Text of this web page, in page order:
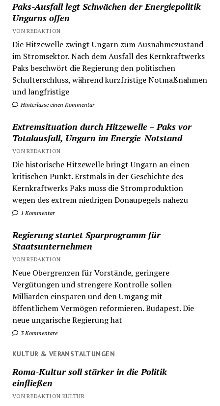
Paks-Ausfall legt Schwächen der Energiepolitik
Ungarns offen
VON REDAKTION
Die Hitzewelle zwingt Ungarn zum Ausnahmezustand
im Stromsektor. Nach dem Ausfall des Kernkraftwerks
Paks beschwört die Regierung den politischen
Schulterschluss, während kurzfristige Notmaßnahmen
und langfristige
Hinterlasse einen Kommentar
Extremsituation durch Hitzewelle – Paks vor
Totalausfall, Ungarn im Energie-Notstand
VON REDAKTION
Die historische Hitzewelle bringt Ungarn an einen
kritischen Punkt. Erstmals in der Geschichte des
Kernkraftwerks Paks muss die Stromproduktion
wegen des extrem niedrigen Donaupegels nahezu
1 Kommentar
Regierung startet Sparprogramm für
Staatsunternehmen
VON REDAKTION
Neue Obergrenzen für Vorstände, geringere
Vergütungen und strengere Kontrolle sollen
Milliarden einsparen und den Umgang mit
öffentlichem Vermögen reformieren. Budapest. Die
neue ungarische Regierung hat
3 Kommentare
KULTUR & VERANSTALTUNGEN
Roma-Kultur soll stärker in die Politik
einfließen
VON REDAKTION KULTUR